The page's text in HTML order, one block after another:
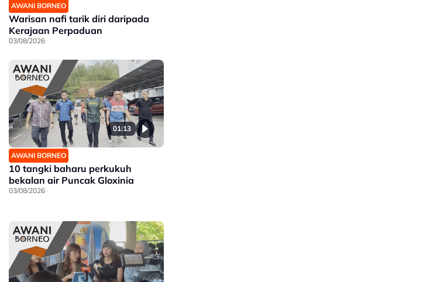
AWANI BORNEO
Warisan nafi tarik diri daripada
Kerajaan Perpaduan
03/08/2026
01:13
AWANI BORNEO
10 tangki baharu perkukuh
bekalan air Puncak Gloxinia
03/08/2026